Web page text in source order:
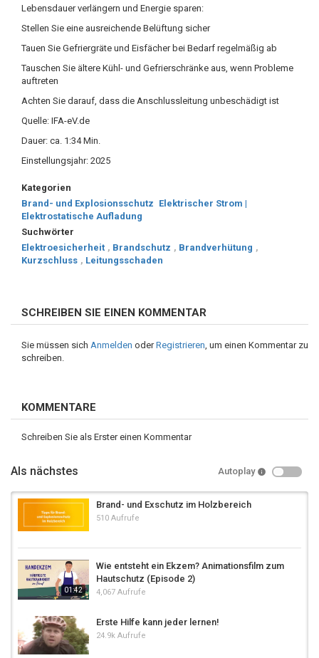
Lebensdauer verlängern und Energie sparen:
Stellen Sie eine ausreichende Belüftung sicher
Tauen Sie Gefriergräte und Eisfächer bei Bedarf regelmäßig ab
Tauschen Sie ältere Kühl- und Gefrierschränke aus, wenn Probleme
auftreten
Achten Sie darauf, dass die Anschlussleitung unbeschädigt ist
Quelle: IFA-eV.de
Dauer: ca. 1:34 Min.
Einstellungsjahr: 2025
Kategorien
Brand- und Explosionsschutz Elektrischer Strom |
Elektrostatische Aufladung
Suchwörter
Elektroesicherheit , Brandschutz , Brandverhütung ,
Kurzschluss , Leitungsschaden
SCHREIBEN SIE EINEN KOMMENTAR
Sie müssen sich Anmelden oderRegistrieren, um einen Kommentar zu
schreiben.
KOMMENTARE
Schreiben Sie als Erster einen Kommentar
Als nächstes Autoplay
Brand- und Exschutz im Holzbereich
510 Aufrufe
01:42
Wie entsteht ein Ekzem? Animationsfilm zum
Hautschutz (Episode 2)
4,067 Aufrufe
Erste Hilfe kann jeder lernen!
24.9k Aufrufe